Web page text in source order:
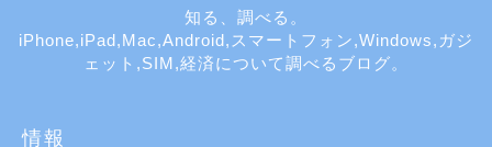
知る、調べる。
iPhone,iPad,Mac,Android,スマートフォン,Windows,ガジ
ェット,SIM,経済について調べるブログ。
情報